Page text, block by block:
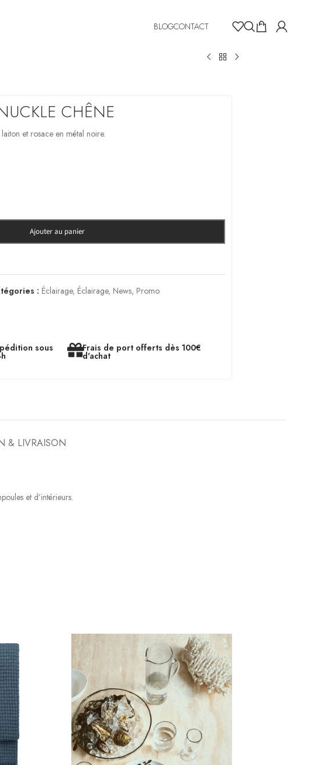
BLOGCONTACT
CHÊNE
et rosace en métal noire.
Ajouter au panier
: Éclairage, Éclairage, News, Promo
sous Frais de port offerts dès 100€
d'achat
& LIVRAISON
et d’intérieurs.